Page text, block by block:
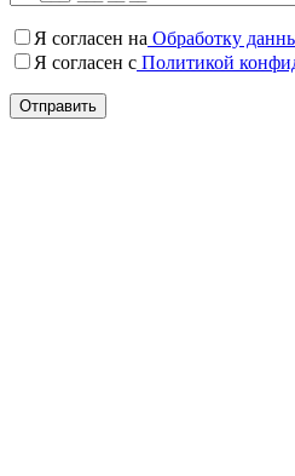
Я согласен на Обработку
Я согласен c Политикой